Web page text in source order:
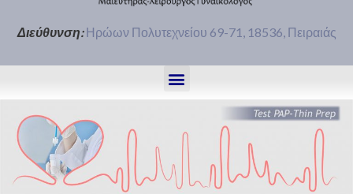
Διεύθυνση:Ηρώων Πολυτεχνείου 69-71, 18536, Πειραιάς